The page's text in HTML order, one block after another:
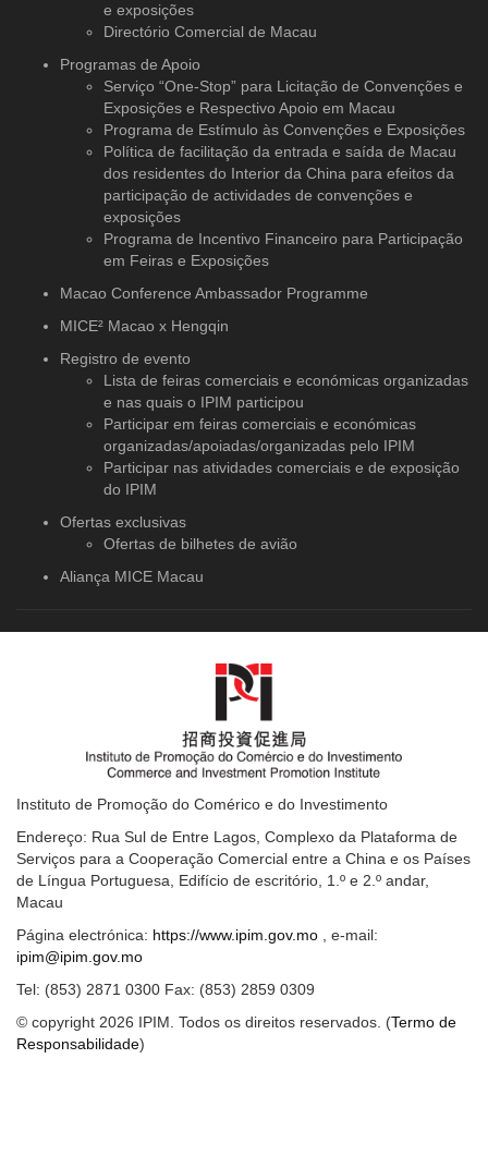
e exposições
Directório Comercial de Macau
Programas de Apoio
Serviço “One-Stop” para Licitação de Convenções e
Exposições e Respectivo Apoio em Macau
Programa de Estímulo às Convenções e Exposições
Política de facilitação da entrada e saída de Macau
dos residentes do Interior da China para efeitos da
participação de actividades de convenções e
exposições
Programa de Incentivo Financeiro para Participação
em Feiras e Exposições
Macao Conference Ambassador Programme
MICE² Macao x Hengqin
Registro de evento
Lista de feiras comerciais e económicas organizadas
e nas quais o IPIM participou
Participar em feiras comerciais e económicas
organizadas/apoiadas/organizadas pelo IPIM
Participar nas atividades comerciais e de exposição
do IPIM
Ofertas exclusivas
Ofertas de bilhetes de avião
Aliança MICE Macau
Instituto de Promoção do Comérico e do Investimento
Endereço: Rua Sul de Entre Lagos, Complexo da Plataforma de
Serviços para a Cooperação Comercial entre a China e os Países
de Língua Portuguesa, Edifício de escritório, 1.º e 2.º andar,
Macau
Página electrónica: https://www.ipim.gov.mo , e-mail:
ipim@ipim.gov.mo
Tel: (853) 2871 0300 Fax: (853) 2859 0309
© copyright 2026 IPIM. Todos os direitos reservados. (Termo de
Responsabilidade)